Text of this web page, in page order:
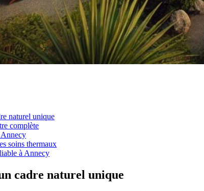
naturel unique
complète
soins thermaux
à Annecy
cadre naturel unique